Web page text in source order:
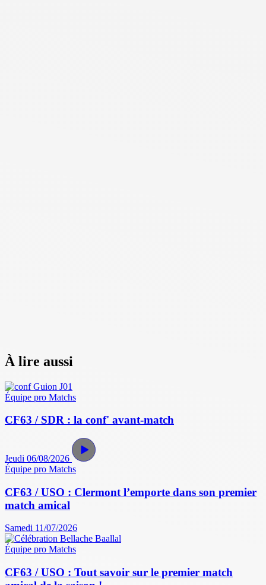
À lire aussi
Équipe pro Matchs
CF63 / SDR : la conf' avant-match
Jeudi 06/08/2026
Équipe pro Matchs
CF63 / USO : Clermont l’emporte dans son premier
match amical
Samedi 11/07/2026
Équipe pro Matchs
CF63 / USO : Tout savoir sur le premier match